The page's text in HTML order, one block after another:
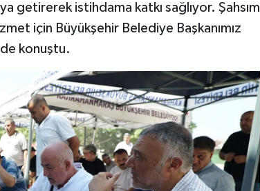
getirerek istihdama katkı sağlıyor. Şahsım
için Büyükşehir Belediye Başkanımız
konuştu.